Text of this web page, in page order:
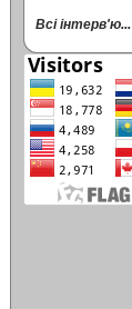
Всі інтерв'ю...